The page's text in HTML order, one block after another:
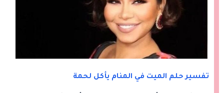
تفسير حلم الميت في المنام يأكل لحمة